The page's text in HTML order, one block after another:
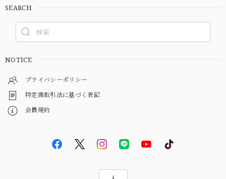
SEARCH
NOTICE
プライバシーポリシー
特定商取引法に基づく表記
会員規約